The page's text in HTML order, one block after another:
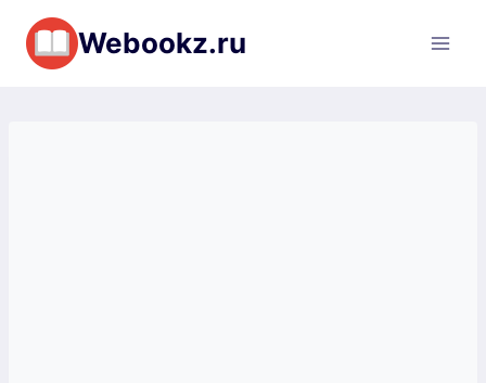
Перейти
содержимому
Webookz.ru